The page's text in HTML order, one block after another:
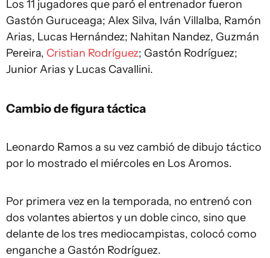
Los 11 jugadores que paró el entrenador fueron
Gastón Guruceaga; Alex Silva, Iván Villalba, Ramón
Arias, Lucas Hernández; Nahitan Nandez, Guzmán
Pereira, Cristian Rodríguez; Gastón Rodríguez;
Junior Arias y Lucas Cavallini.
Cambio de figura táctica
Leonardo Ramos a su vez cambió de dibujo táctico
por lo mostrado el miércoles en Los Aromos.
Por primera vez en la temporada, no entrenó con
dos volantes abiertos y un doble cinco, sino que
delante de los tres mediocampistas, colocó como
enganche a Gastón Rodríguez.